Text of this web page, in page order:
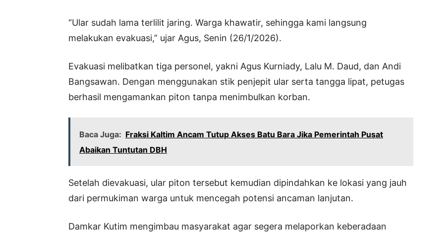
“Ular sudah lama terlilit jaring. Warga khawatir, sehingga kami langsung
melakukan evakuasi,” ujar Agus, Senin (26/1/2026).
Evakuasi melibatkan tiga personel, yakni Agus Kurniady, Lalu M. Daud, dan Andi
Bangsawan. Dengan menggunakan stik penjepit ular serta tangga lipat, petugas
berhasil mengamankan piton tanpa menimbulkan korban.
Baca Juga: Fraksi Kaltim Ancam Tutup Akses Batu Bara Jika Pemerintah Pusat
Abaikan Tuntutan DBH
Setelah dievakuasi, ular piton tersebut kemudian dipindahkan ke lokasi yang jauh
dari permukiman warga untuk mencegah potensi ancaman lanjutan.
Damkar Kutim mengimbau masyarakat agar segera melaporkan keberadaan